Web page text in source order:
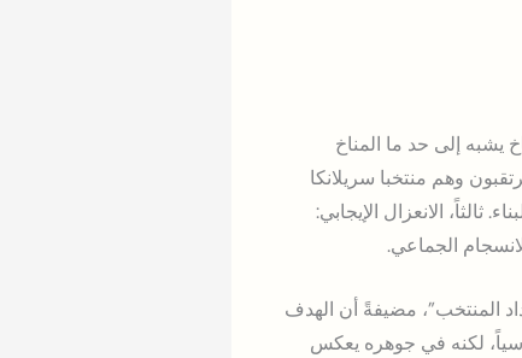
يشبه إلى حد ما المناخ
وهم منتخبا سريلانكا
الانعزال الإيجابي:
الجماعي.
المنتخب”، مضيفةً أن الهدف
لكنه في جوهره يعكس